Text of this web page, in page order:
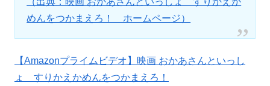
めんをつかまえろ！ ホームページ）
【Amazonプライムビデオ】映画 おかあさんといっし
ょ すりかえかめんをつかまえろ！